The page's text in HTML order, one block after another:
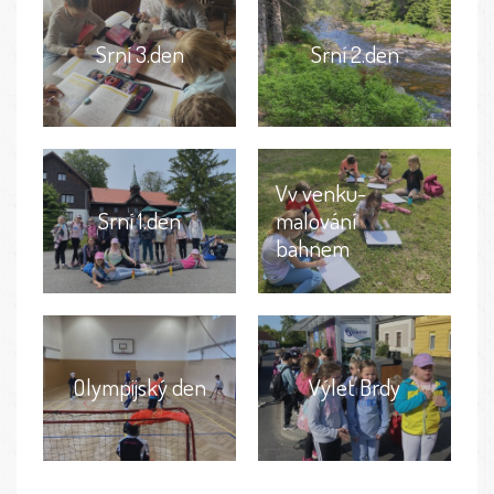
Srní 3.den Srní 2.den
Srní 1.den
Vv venku-
malování
bahnem
Olympijský den Výlet Brdy